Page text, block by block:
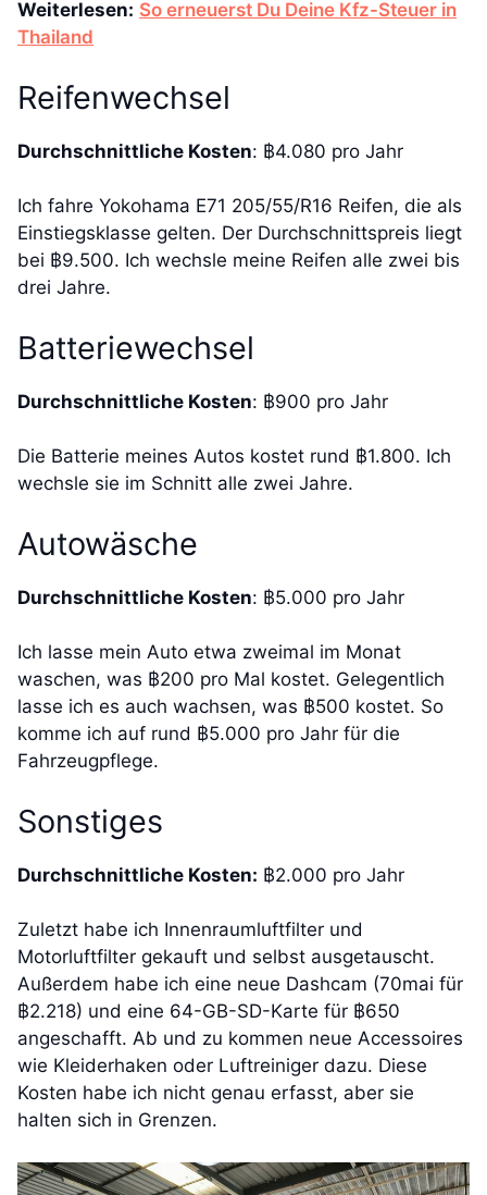
Weiterlesen: So erneuerst Du Deine Kfz-Steuer in
Thailand
Reifenwechsel
Durchschnittliche Kosten: ฿4.080 pro Jahr
Ich fahre Yokohama E71 205/55/R16 Reifen, die als
Einstiegsklasse gelten. Der Durchschnittspreis liegt
bei ฿9.500. Ich wechsle meine Reifen alle zwei bis
drei Jahre.
Batteriewechsel
Durchschnittliche Kosten: ฿900 pro Jahr
Die Batterie meines Autos kostet rund ฿1.800. Ich
wechsle sie im Schnitt alle zwei Jahre.
Autowäsche
Durchschnittliche Kosten: ฿5.000 pro Jahr
Ich lasse mein Auto etwa zweimal im Monat
waschen, was ฿200 pro Mal kostet. Gelegentlich
lasse ich es auch wachsen, was ฿500 kostet. So
komme ich auf rund ฿5.000 pro Jahr für die
Fahrzeugpflege.
Sonstiges
Durchschnittliche Kosten: ฿2.000 pro Jahr
Zuletzt habe ich Innenraumluftfilter und
Motorluftfilter gekauft und selbst ausgetauscht.
Außerdem habe ich eine neue Dashcam (70mai für
฿2.218) und eine 64-GB-SD-Karte für ฿650
angeschafft. Ab und zu kommen neue Accessoires
wie Kleiderhaken oder Luftreiniger dazu. Diese
Kosten habe ich nicht genau erfasst, aber sie
halten sich in Grenzen.